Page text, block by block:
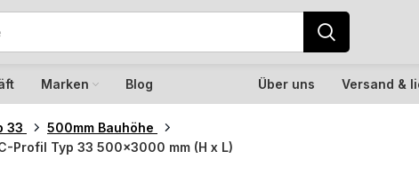
Marken Blog Über uns Versand &
33
500mm Bauhöhe
Profil Typ 33 500×3000 mm (H x L)